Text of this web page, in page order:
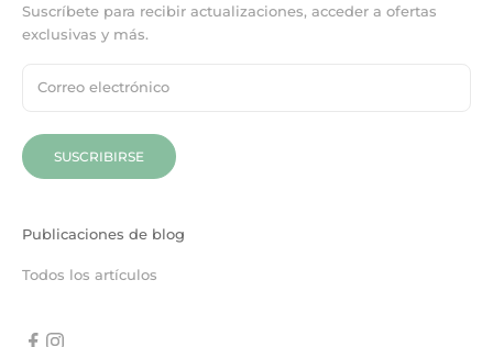
Suscríbete para recibir actualizaciones, acceder a ofertas
exclusivas y más.
SUSCRIBIRSE
Publicaciones de blog
Todos los artículos